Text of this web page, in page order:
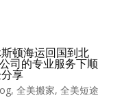
顿海运回国到北
司的专业服务下顺
享
, 全美搬家, 全美短途